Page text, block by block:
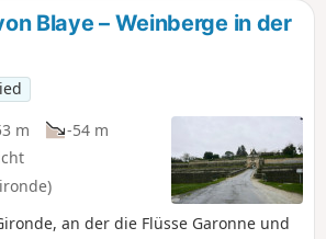
Blaye – Weinberge in der
m
-54 m
an der die Flüsse Garonne und